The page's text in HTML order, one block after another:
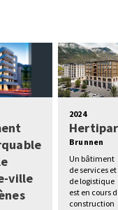
ville
2024
Brunnen
Un bâtiment
de services et
de logistique
est en cours
construction